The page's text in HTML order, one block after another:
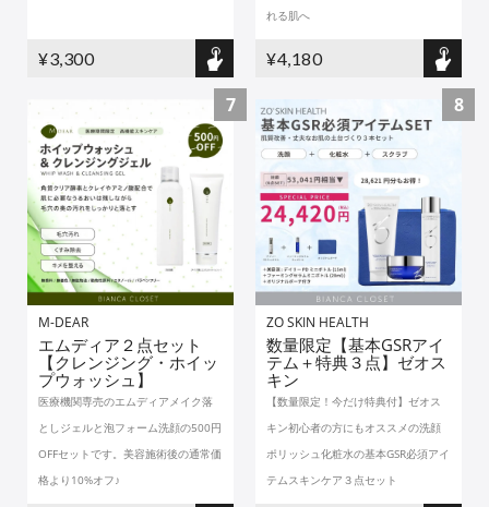
¥3,300
れる肌へ
¥4,180
7
M-DEAR
エムディア２点セット
【クレンジング・ホイッ
プウォッシュ】
医療機関専売のエムディアメイク落
としジェルと泡フォーム洗顔の500円
OFFセットです。美容施術後の通常価
格より10%オフ♪
8
ZO SKIN HEALTH
数量限定【基本GSRアイ
テム＋特典３点】ゼオス
キン
【数量限定！今だけ特典付】ゼオス
キン初心者の方にもオススメの洗顔
ポリッシュ化粧水の基本GSR必須アイ
テムスキンケア３点セット